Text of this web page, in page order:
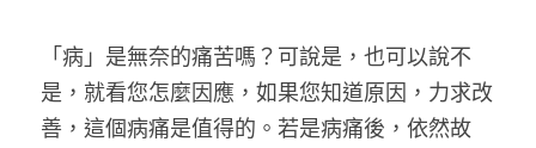
「病」是無奈的痛苦嗎？可說是，也可以說不
是，就看您怎麼因應，如果您知道原因，力求改
善，這個病痛是值得的。若是病痛後，依然故